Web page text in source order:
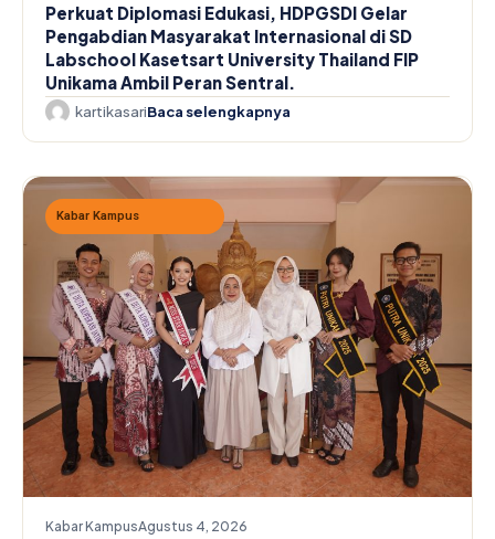
Perkuat Diplomasi Edukasi, HDPGSDI Gelar
Pengabdian Masyarakat Internasional di SD
Labschool Kasetsart University Thailand FIP
Unikama Ambil Peran Sentral.
kartikasariBaca selengkapnya
Kabar Kampus
Kabar KampusAgustus 4, 2026